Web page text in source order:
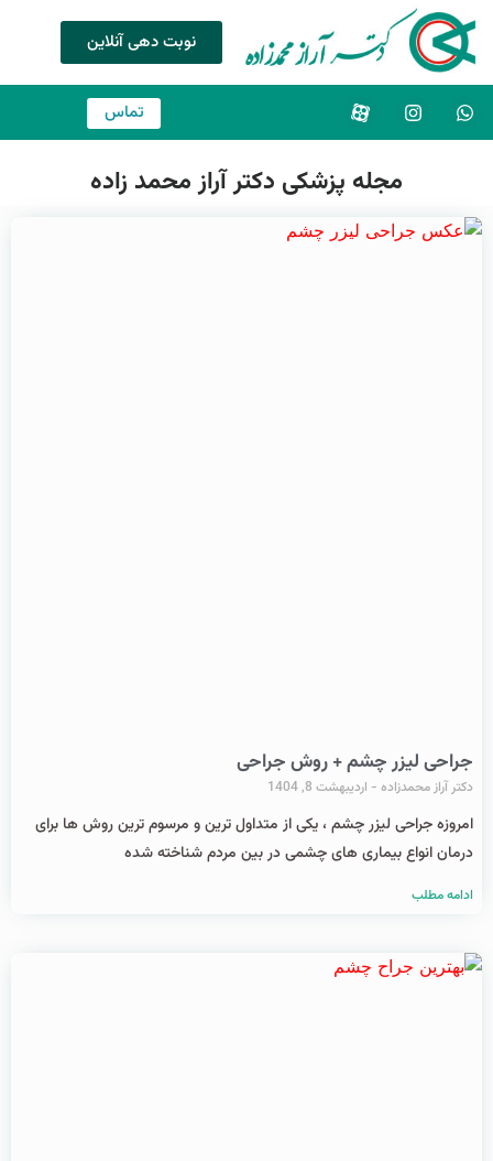
نوبت دهی آنلاین
تماس
مجله پزشکی دکتر آراز محمد زاده
جراحی لیزر چشم + روش جراحی
دکتر آراز محمدزاده اردیبهشت 8, 1404
امروزه جراحی لیزر چشم ، یکی از متداول ترین و مرسوم ترین روش ها برای
درمان انواع بیماری های چشمی در بین مردم شناخته شده
ادامه مطلب